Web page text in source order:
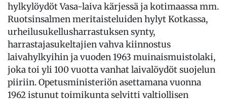
hylkylöydöt Vasa-laiva kärjessä ja kotimaassa mm.
Ruotsinsalmen meritaisteluiden hylyt Kotkassa,
urheilusukellusharrastuksen synty,
harrastajasukeltajien vahva kiinnostus
laivahylkyihin ja vuoden 1963 muinaismuistolaki,
joka toi yli 100 vuotta vanhat laivalöydöt suojelun
piiriin. Opetusministeriön asettamana vuonna
1962 istunut toimikunta selvitti valtiollisen